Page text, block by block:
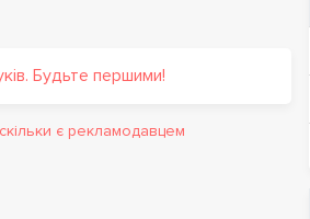
Будьте першими!
є рекламодавцем